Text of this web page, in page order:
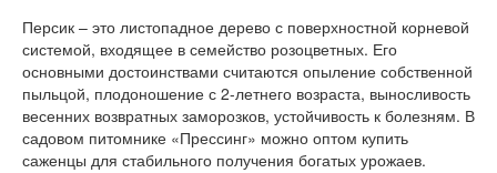
Персик – это листопадное дерево с поверхностной корневой
системой, входящее в семейство розоцветных. Его
основными достоинствами считаются опыление собственной
пыльцой, плодоношение с 2-летнего возраста, выносливость
весенних возвратных заморозков, устойчивость к болезням. В
садовом питомнике «Прессинг» можно оптом купить
саженцы для стабильного получения богатых урожаев.